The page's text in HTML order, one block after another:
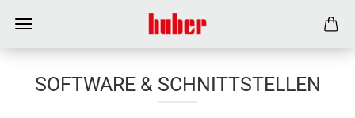
SOFTWARE & SCHNITTSTELLEN